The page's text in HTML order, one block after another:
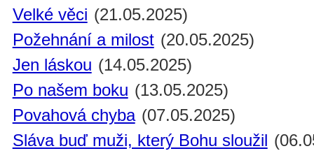
Velké věci (21.05.2025)
Požehnání a milost (20.05.2025)
Jen láskou (14.05.2025)
Po našem boku (13.05.2025)
Povahová chyba (07.05.2025)
Sláva buď muži, který Bohu sloužil